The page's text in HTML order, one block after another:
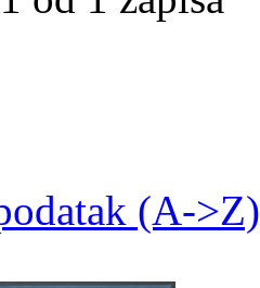
(A->Z)